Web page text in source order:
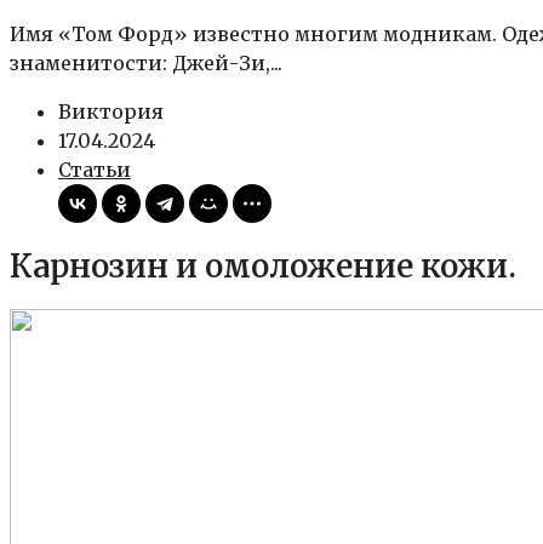
Имя «Том Форд» известно многим модникам.
знаменитости: Джей-Зи,...
Виктория
17.04.2024
Статьи
Карнозин и омоложение кожи.